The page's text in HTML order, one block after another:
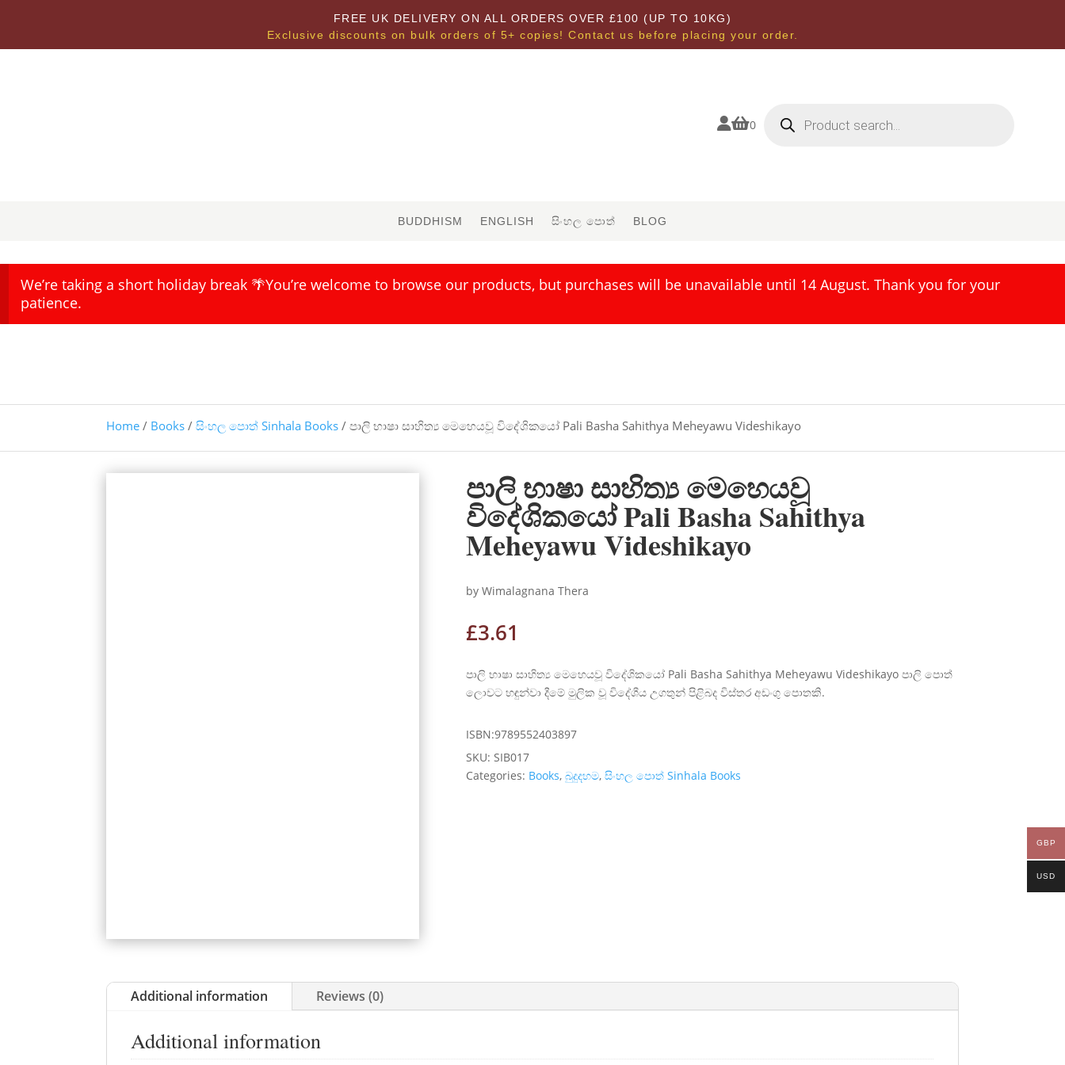
FREE UK DELIVERY ON ALL ORDERS OVER £100 (UP TO 10KG)
Exclusive discounts on bulk orders of 5+ copies! Contact us before placing your order.
0 search
BUDDHISM ENGLISH සිංහල පොත් BLOG
We’re taking a short holiday break 🌴You’re welcome to browse our products, but purchases will be unavailable until 14 August. Thank you for your
patience.
Home / Books /සිංහල පොත් Sinhala Books / පාලි භාෂා සාහිත්‍ය මෙහෙයවූ විදේශිකයෝ Pali Basha Sahithya Meheyawu Videshikayo
පාලි භාෂා සාහිත්‍ය මෙහෙයවූ
විදේශිකයෝ Pali Basha Sahithya
Meheyawu Videshikayo
by Wimalagnana Thera
£3.61
පාලි භාෂා සාහිත්‍ය මෙහෙයවූ විදේශිකයෝ Pali Basha Sahithya Meheyawu Videshikayo පාලි පොත්
ලොවට හඳුන්වා දීමේ මුලික වූ විදේශීය උගතුන් පිළිබද විස්තර අඩංගු පොතකි.
ISBN:9789552403897
SKU:SIB017
Categories: Books,බුදුදහම,සිංහල පොත් Sinhala Books
Additional information Reviews (0)
Additional information
GBP
USD